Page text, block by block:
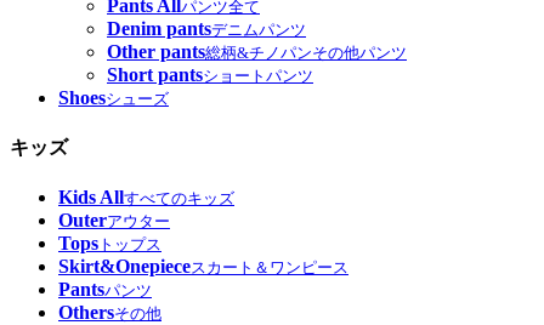
Pants Allパンツ全て
Denim pantsデニムパンツ
Other pants総柄&チノパンその他パンツ
Short pantsショートパンツ
Shoesシューズ
キッズ
Kids Allすべてのキッズ
Outerアウター
Tops トップス
Skirt&Onepieceスカート＆ワンピース
Pantsパンツ
Othersその他